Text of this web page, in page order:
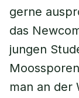
gerne
das
jungen
man an der